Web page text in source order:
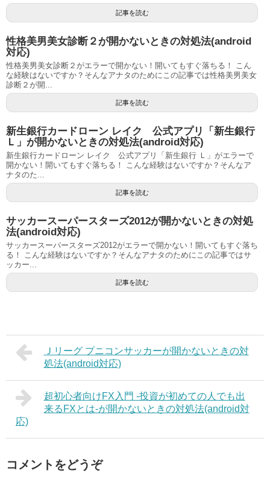
記事を読む
性格美男美女診断２が開かないときの対処法(android
対応)
性格美男美女診断２がエラーで開かない！開いてもすぐ落ちる！ こん
な経験はないですか？そんなアナタのためにこの記事では性格美男美女
診断２が開...
記事を読む
新生銀行カードローン レイク 公式アプリ「新生銀行
Ｌ」が開かないときの対処法(android対応)
新生銀行カードローン レイク 公式アプリ「新生銀行 Ｌ」がエラーで
開かない！開いてもすぐ落ちる！ こんな経験はないですか？そんなア
ナタのた...
記事を読む
サッカースーパースターズ2012が開かないときの対処
法(android対応)
サッカースーパースターズ2012がエラーで開かない！開いてもすぐ落ち
る！ こんな経験はないですか？そんなアナタのためにこの記事ではサ
ッカー...
記事を読む
Ｊリーグ プニコンサッカーが開かないときの対
処法(android対応)
超初心者向けFX入門 -投資が初めての人でも出
来るFXとは-が開かないときの対処法(android対
応)
コメントをどうぞ